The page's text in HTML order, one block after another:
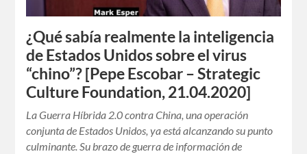
¿Qué sabía realmente la inteligencia
de Estados Unidos sobre el virus
“chino”? [Pepe Escobar – Strategic
Culture Foundation, 21.04.2020]
La Guerra Híbrida 2.0 contra China, una operación
conjunta de Estados Unidos, ya está alcanzando su punto
culminante. Su brazo de guerra de información de